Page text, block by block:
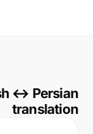
↔ Persian
translation